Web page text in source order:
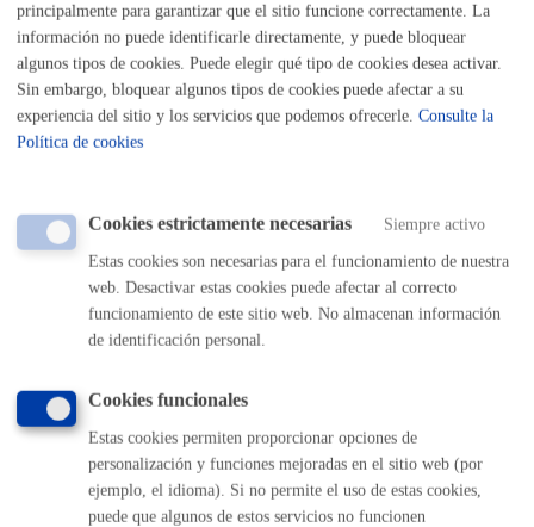
Actividades relacionadas con Consumo y Medio
Ambiente
Actividades relacionadas con Cultura, Euskera y
Deporte
Actividades relacionadas con Igualdad, Cooperación,
Derechos Humanos y Diversidad Cultural
Actividades relacionadas con la Escuela de Música y
Registros
Volver al índice Volver atrás
principalmente para garantizar que el sitio funcione correctamente. La
información no puede identificarle directamente, y puede bloquear
algunos tipos de cookies. Puede elegir qué tipo de cookies desea activar.
Sin embargo, bloquear algunos tipos de cookies puede afectar a su
experiencia del sitio y los servicios que podemos ofrecerle. Consulte la
Política de cookies
Cookies estrictamente necesarias Siempre activo
Estas cookies son necesarias para el funcionamiento de nuestra
web. Desactivar estas cookies puede afectar al correcto
funcionamiento de este sitio web. No almacenan información
de identificación personal.
Cookies funcionales
Estas cookies permiten proporcionar opciones de
personalización y funciones mejoradas en el sitio web (por
ejemplo, el idioma). Si no permite el uso de estas cookies,
puede que algunos de estos servicios no funcionen